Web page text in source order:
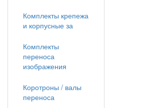
Комплекты крепежа
и корпусные за
Комплекты
переноса
изображения
Коротроны / валы
переноса